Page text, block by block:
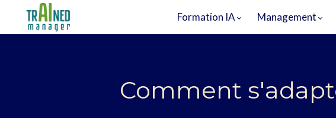
Formation IA Management
Comment